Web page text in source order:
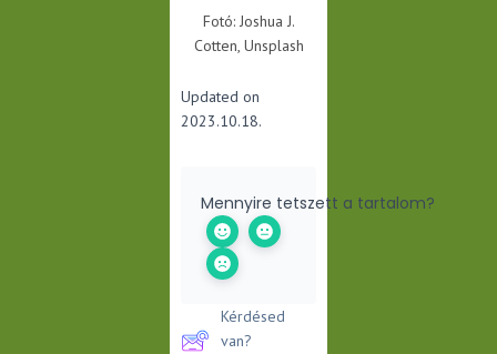
Fotó: Joshua J.
Cotten, Unsplash
Updated on
2023.10.18.
Mennyire tetszett a tartalom?
Kérdésed
van?